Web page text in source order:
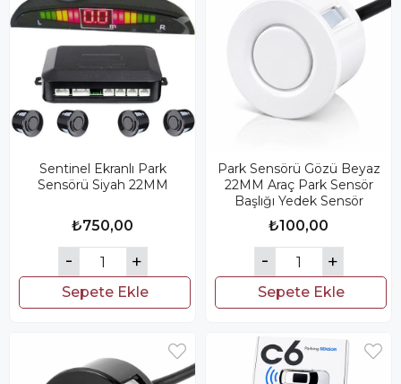
Sentinel Ekranlı Park
Sensörü Siyah 22MM
₺750,00
Sepete Ekle
Park Sensörü Gözü Beyaz
22MM Araç Park Sensör
Başlığı Yedek Sensör
₺100,00
Sepete Ekle